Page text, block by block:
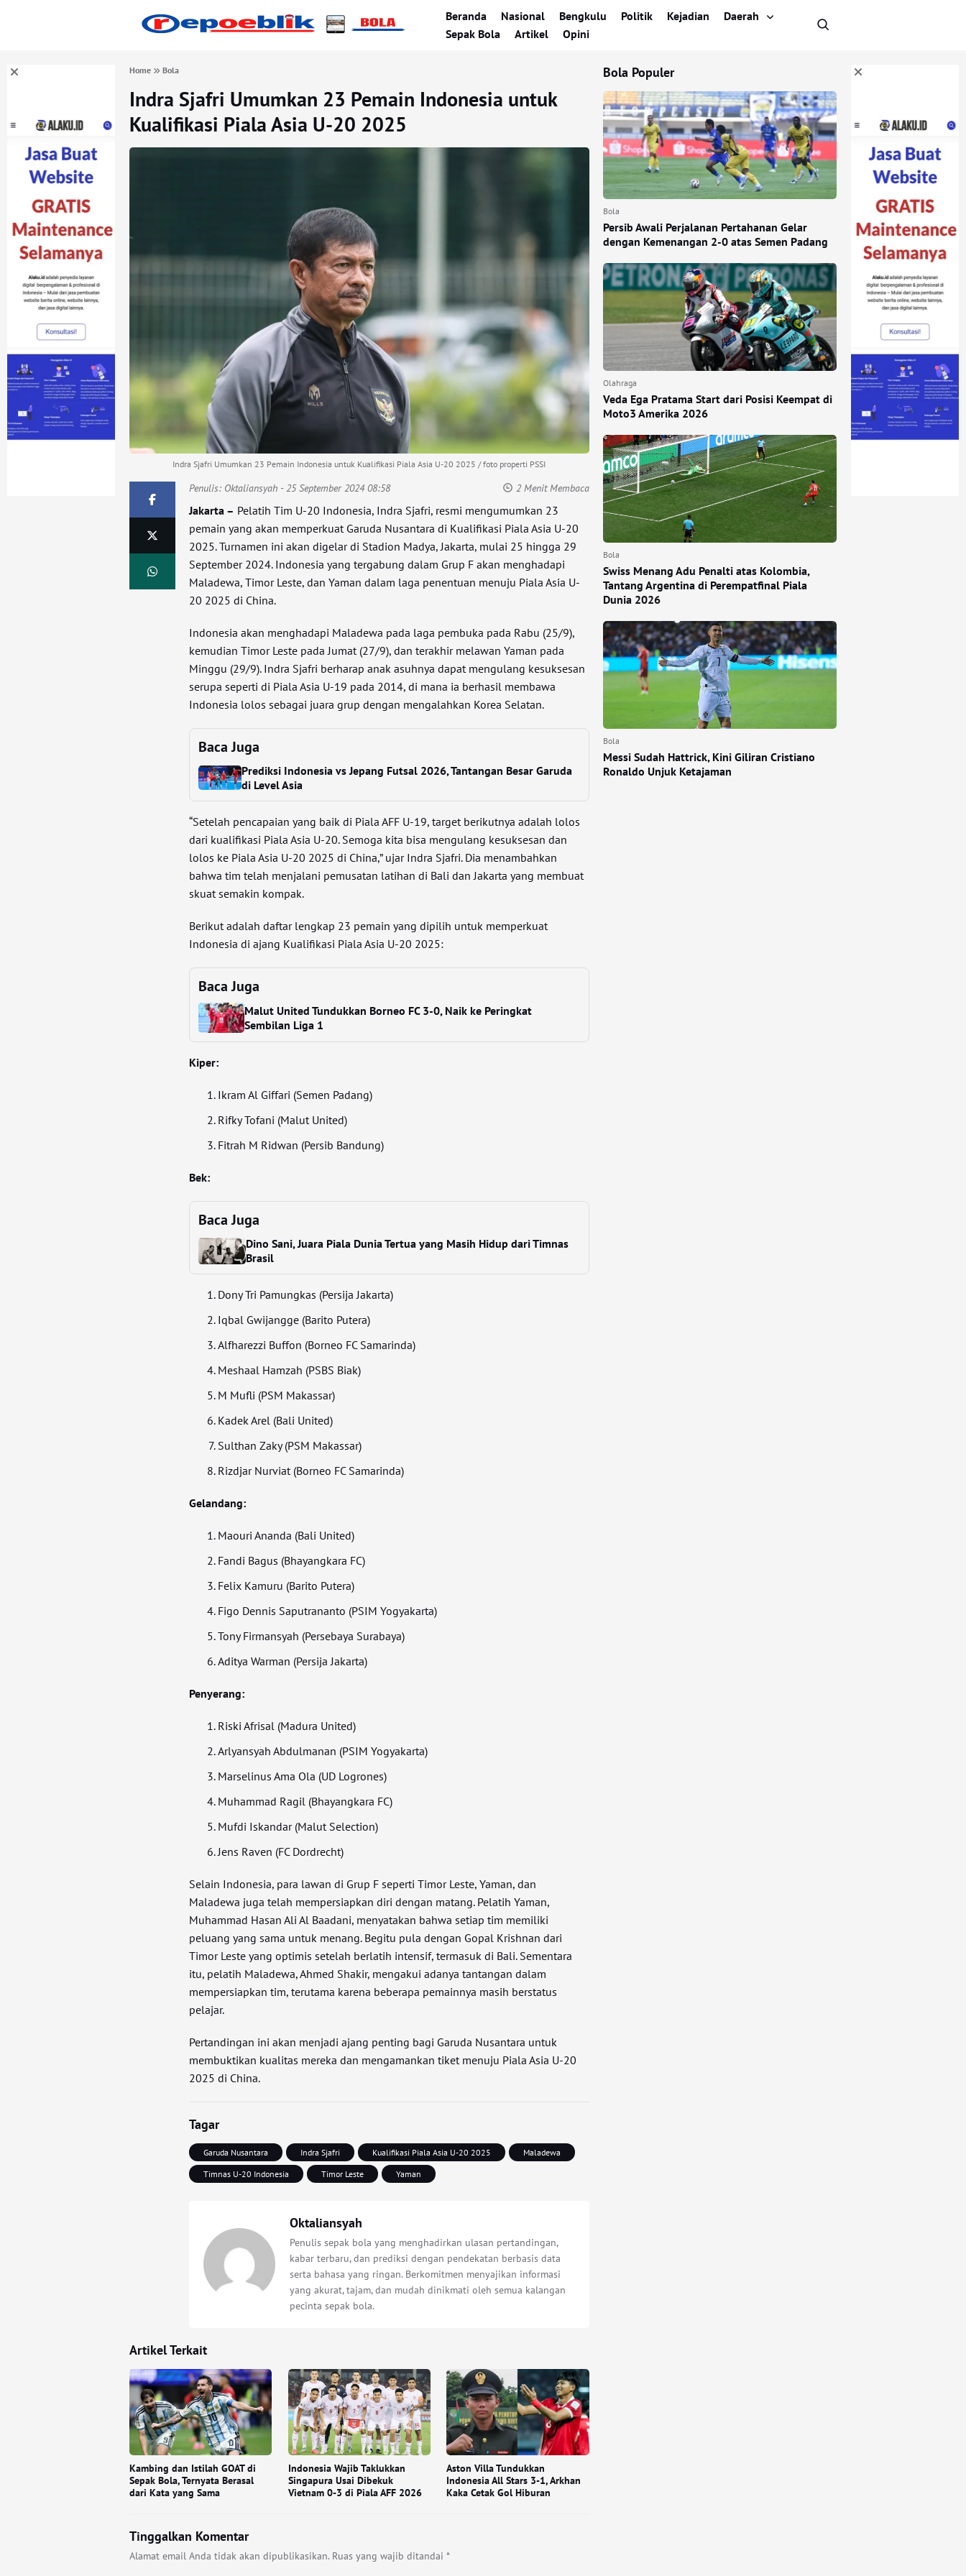
Beranda Nasional Bengkulu Politik Kejadian
Daerah
Sepak Bola
Artikel Opini
Home Bola
Indra Sjafri Umumkan 23 Pemain Indonesia untuk
Kualifikasi Piala Asia U-20 2025
Indra Sjafri Umumkan 23 Pemain Indonesia untuk Kualifikasi Piala Asia U-20 2025 / foto properti PSSI
Penulis: Oktaliansyah - 25 September 2024 08:58 2 Menit Membaca
Jakarta – Pelatih Tim U-20 Indonesia, Indra Sjafri, resmi mengumumkan 23
pemain yang akan memperkuat Garuda Nusantara di Kualifikasi Piala Asia U-20
2025. Turnamen ini akan digelar di Stadion Madya, Jakarta, mulai 25 hingga 29
September 2024. Indonesia yang tergabung dalam Grup F akan menghadapi
Maladewa, Timor Leste, dan Yaman dalam laga penentuan menuju Piala Asia U-
20 2025 di China.
Indonesia akan menghadapi Maladewa pada laga pembuka pada Rabu (25/9),
kemudian Timor Leste pada Jumat (27/9), dan terakhir melawan Yaman pada
Minggu (29/9). Indra Sjafri berharap anak asuhnya dapat mengulang kesuksesan
serupa seperti di Piala Asia U-19 pada 2014, di mana ia berhasil membawa
Indonesia lolos sebagai juara grup dengan mengalahkan Korea Selatan.
Baca Juga
Prediksi Indonesia vs Jepang Futsal 2026, Tantangan Besar Garuda
di Level Asia
“Setelah pencapaian yang baik di Piala AFF U-19, target berikutnya adalah lolos
dari kualifikasi Piala Asia U-20. Semoga kita bisa mengulang kesuksesan dan
lolos ke Piala Asia U-20 2025 di China,” ujar Indra Sjafri. Dia menambahkan
bahwa tim telah menjalani pemusatan latihan di Bali dan Jakarta yang membuat
skuat semakin kompak.
Berikut adalah daftar lengkap 23 pemain yang dipilih untuk memperkuat
Indonesia di ajang Kualifikasi Piala Asia U-20 2025:
Baca Juga
Malut United Tundukkan Borneo FC 3-0, Naik ke Peringkat
Sembilan Liga 1
Kiper:
Ikram Al Giffari (Semen Padang)
Rifky Tofani (Malut United)
Fitrah M Ridwan (Persib Bandung)
Bek:
Baca Juga
Dino Sani, Juara Piala Dunia Tertua yang Masih Hidup dari Timnas
Brasil
Dony Tri Pamungkas (Persija Jakarta)
Iqbal Gwijangge (Barito Putera)
Alfharezzi Buffon (Borneo FC Samarinda)
Meshaal Hamzah (PSBS Biak)
M Mufli (PSM Makassar)
Kadek Arel (Bali United)
Sulthan Zaky (PSM Makassar)
Rizdjar Nurviat (Borneo FC Samarinda)
Gelandang:
Maouri Ananda (Bali United)
Fandi Bagus (Bhayangkara FC)
Felix Kamuru (Barito Putera)
Figo Dennis Saputrananto (PSIM Yogyakarta)
Tony Firmansyah (Persebaya Surabaya)
Aditya Warman (Persija Jakarta)
Penyerang:
Riski Afrisal (Madura United)
Arlyansyah Abdulmanan (PSIM Yogyakarta)
Marselinus Ama Ola (UD Logrones)
Muhammad Ragil (Bhayangkara FC)
Mufdi Iskandar (Malut Selection)
Jens Raven (FC Dordrecht)
Selain Indonesia, para lawan di Grup F seperti Timor Leste, Yaman, dan
Maladewa juga telah mempersiapkan diri dengan matang. Pelatih Yaman,
Muhammad Hasan Ali Al Baadani, menyatakan bahwa setiap tim memiliki
peluang yang sama untuk menang. Begitu pula dengan Gopal Krishnan dari
Timor Leste yang optimis setelah berlatih intensif, termasuk di Bali. Sementara
itu, pelatih Maladewa, Ahmed Shakir, mengakui adanya tantangan dalam
mempersiapkan tim, terutama karena beberapa pemainnya masih berstatus
pelajar.
Pertandingan ini akan menjadi ajang penting bagi Garuda Nusantara untuk
membuktikan kualitas mereka dan mengamankan tiket menuju Piala Asia U-20
2025 di China.
Tagar
Garuda Nusantara Indra Sjafri Kualifikasi Piala Asia U-20 2025
Maladewa
Timnas U-20 Indonesia
Timor Leste Yaman
Oktaliansyah
Penulis sepak bola yang menghadirkan ulasan pertandingan,
kabar terbaru, dan prediksi dengan pendekatan berbasis data
serta bahasa yang ringan. Berkomitmen menyajikan informasi
yang akurat, tajam, dan mudah dinikmati oleh semua kalangan
pecinta sepak bola.
Artikel Terkait
Kambing dan Istilah GOAT di
Sepak Bola, Ternyata Berasal
dari Kata yang Sama
Indonesia Wajib Taklukkan
Singapura Usai Dibekuk
Vietnam 0-3 di Piala AFF 2026
Aston Villa Tundukkan
Indonesia All Stars 3-1, Arkhan
Kaka Cetak Gol Hiburan
Tinggalkan Komentar
Alamat email Anda tidak akan dipublikasikan. Ruas yang wajib ditandai *
Bola Populer
Bola
Persib Awali Perjalanan Pertahanan Gelar
dengan Kemenangan 2-0 atas Semen Padang
Olahraga
Veda Ega Pratama Start dari Posisi Keempat di
Moto3 Amerika 2026
Bola
Swiss Menang Adu Penalti atas Kolombia,
Tantang Argentina di Perempatfinal Piala
Dunia 2026
Bola
Messi Sudah Hattrick, Kini Giliran Cristiano
Ronaldo Unjuk Ketajaman